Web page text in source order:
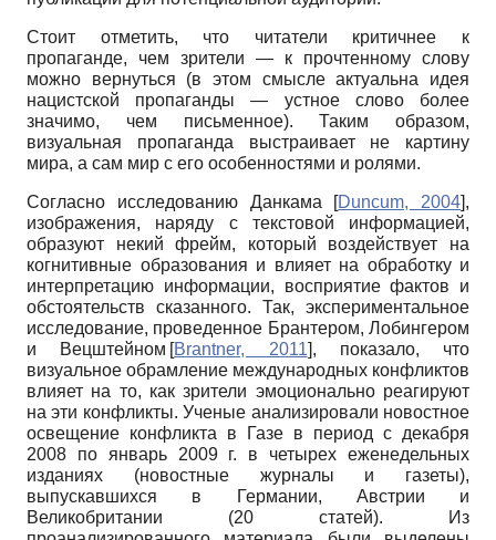
Стоит отметить, что читатели критичнее к
пропаганде, чем зрители — к прочтенному слову
можно вернуться (в этом смысле актуальна идея
нацистской пропаганды — устное слово более
значимо, чем письменное). Таким образом,
визуальная пропаганда выстраивает не картину
мира, а сам мир с его особенностями и ролями.
Согласно исследованию Данкама [Duncum, 2004],
изображения, наряду с текстовой информацией,
образуют некий фрейм, который воздействует на
когнитивные образования и влияет на обработку и
интерпретацию информации, восприятие фактов и
обстоятельств сказанного. Так, экспериментальное
исследование, проведенное Брантером, Лобингером
и Вецштейном [Brantner, 2011], показало, что
визуальное обрамление международных конфликтов
влияет на то, как зрители эмоционально реагируют
на эти конфликты. Ученые анализировали новостное
освещение конфликта в Газе в период с декабря
2008 по январь 2009 г. в четырех еженедельных
изданиях (новостные журналы и газеты),
выпускавшихся в Германии, Австрии и
Великобритании (20 статей). Из